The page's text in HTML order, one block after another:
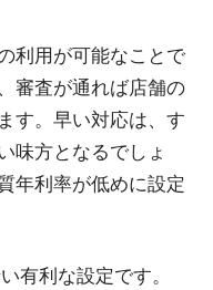
利用が可能なことで
審査が通れば店舗の
す。早い対応は、す
味方となるでしょ
年利率が低めに設定
有利な設定です。